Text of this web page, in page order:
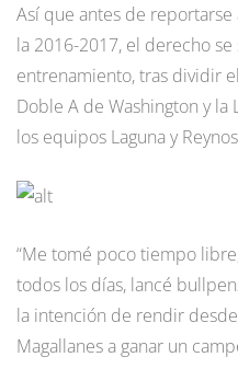
Así que antes de
la 2016-2017, el derecho
entrenamiento, tras dividir
Doble A de Washington y la
los equipos Laguna y
“Me tomé poco tiempo
todos los días, lancé
la intención de rendir
Magallanes a ganar un